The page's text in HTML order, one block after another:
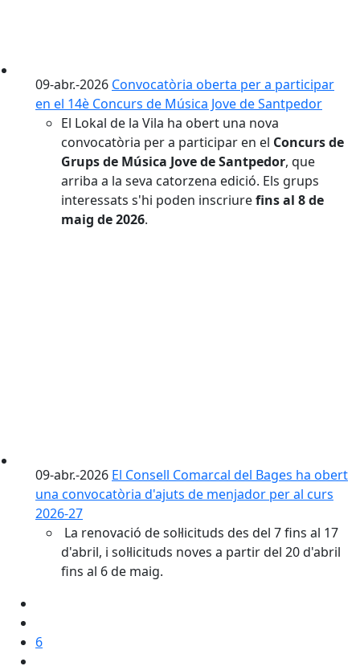
09-abr.-2026 Convocatòria oberta per a participar
en el 14è Concurs de Música Jove de Santpedor
El Lokal de la Vila ha obert una nova
convocatòria per a participar en el Concurs de
Grups de Música Jove de Santpedor, que
arriba a la seva catorzena edició. Els grups
interessats s'hi poden inscriurefins al 8 de
maig de 2026.
09-abr.-2026 El Consell Comarcal del Bages ha obert
una convocatòria d'ajuts de menjador per al curs
2026-27
La renovació de sol·licituds des del 7 fins al 17
d'abril, i sol·licituds noves a partir del 20 d'abril
fins al 6 de maig.
6